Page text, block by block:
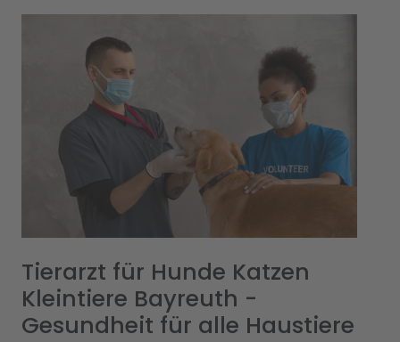
Tierarzt für Hunde Katzen
Kleintiere Bayreuth -
Gesundheit für alle Haustiere